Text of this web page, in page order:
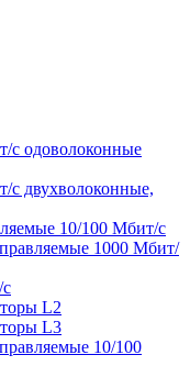
c одоволоконные
двухволоконные,
10/100 Мбит/с
1000 Мбит/
L2
L3
10/100